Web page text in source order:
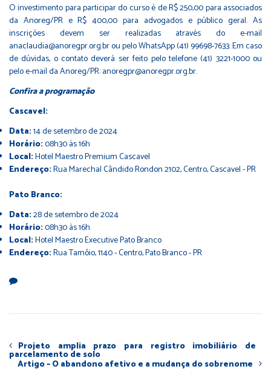
O investimento para participar do curso é de R$ 250,00 para associados
da Anoreg/PR e R$ 400,00 para advogados e público geral. As
inscrições devem ser realizadas através do e-mail
anaclaudia@anoregpr.org.brou pelo WhatsApp (41) 99698-7633. Em caso
de dúvidas, o contato deverá ser feito pelo telefone (41) 3221-1000 ou
pelo e-mail da Anoreg/PR: anoregpr@anoregpr.org.br.
Confira a programação
Cascavel:
Data:14 de setembro de 2024
Horário:08h30 às 16h
Local:Hotel Maestro Premium Cascavel
Endereço:Rua Marechal Cândido Rondon 2102, Centro, Cascavel - PR
Pato Branco:
Data:28 de setembro de 2024
Horário:08h30 às 16h
Local:Hotel Maestro Executive Pato Branco
Endereço:Rua Tamôio, 1140 - Centro, Pato Branco - PR
Projeto amplia prazo para registro imobiliário de
parcelamento de solo
Artigo – O abandono afetivo e a mudança do sobrenome